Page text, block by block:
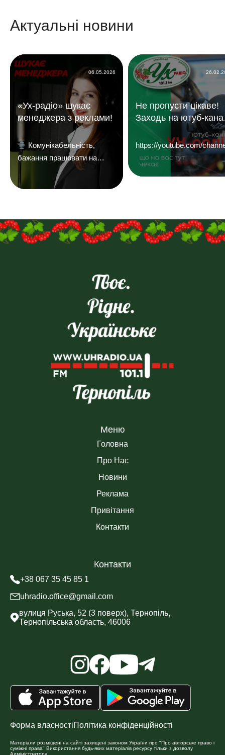
Актуальні новини
«Ух-радіо» шукає
менеджера з реклами!
Комунікабельність,
бажання працювати на
результат і досвід у
продажах — плюс.
пошту:uhreklama1@gmail.com
06.05.2026
Не пропусти цікаве!
Заходь на ютуб-
«УХ Радіо 101,1 фм»
https://youtube.com/
Меню
Головна
Про Нас
Новини
Реклама
Привітання
Контакти
Контакти
+38 067 35 45 85 1
uhradio.office@gmail.com
вулиця Руська, 52 (3 поверх), Тернопіль,
Тернопільська область, 46006
Форма власностіПолітика конфіденційності
Матеріали розміщені на сайті захищені законом України про "Про авторське право і
суміжні права" Використання будь-яких матеріалів ресурсу тільки з дозволу
Адміністратора.